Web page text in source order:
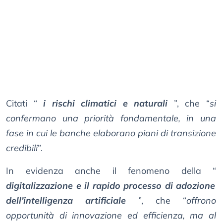
Citati “ i rischi climatici e naturali ”, che “si
confermano una priorità fondamentale, in una
fase in cui le banche elaborano piani di transizione
credibili”.
In evidenza anche il fenomeno della “
digitalizzazione e il rapido processo di adozione
dell’intelligenza artificiale
”, che “offrono
opportunità di innovazione ed efficienza, ma al